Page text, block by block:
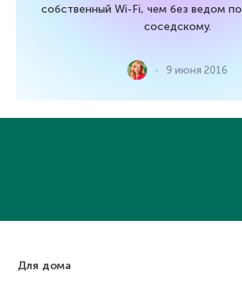
собственный Wi-Fi, чем без ведом
соседскому.
9 июня 2016
Для дома